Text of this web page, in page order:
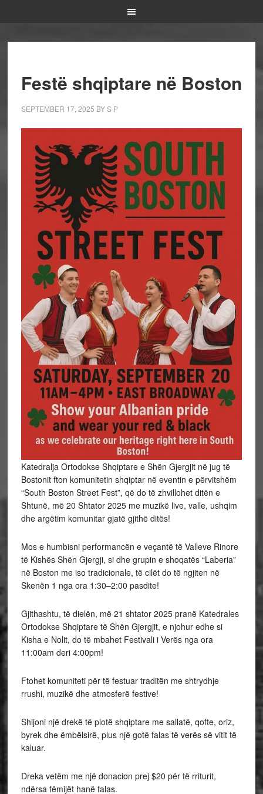
Festë shqiptare në Boston
SEPTEMBER 17, 2025 BYS P
Katedralja Ortodokse Shqiptare e Shën Gjergjit në jug të
Bostonit fton komunitetin shqiptar në eventin e përvitshëm
“South Boston Street Fest”, që do të zhvillohet ditën e
Shtunë, më 20 Shtator 2025 me muzikë live, valle, ushqim
dhe argëtim komunitar gjatë gjithë ditës!
Mos e humbisni performancën e veçantë të Valleve Rinore
të Kishës Shën Gjergji, si dhe grupin e shoqatës “Laberia”
në Boston me iso tradicionale, të cilët do të ngjiten në
Skenën 1 nga ora 1:30–2:00 pasdite!
Gjithashtu, të dielën, më 21 shtator 2025 pranë Katedrales
Ortodokse Shqiptare të Shën Gjergjit, e njohur edhe si
Kisha e Nolit, do të mbahet Festivali i Verës nga ora
11:00am deri 4:00pm!
Ftohet komuniteti për të festuar traditën me shtrydhje
rrushi, muzikë dhe atmosferë festive!
Shijoni një drekë të plotë shqiptare me sallatë, qofte, oriz,
byrek dhe ëmbëlsirë, plus një gotë falas të verës së vitit të
kaluar.
Dreka vetëm me një donacion prej $20 për të rriturit,
ndërsa fëmijët hanë falas.